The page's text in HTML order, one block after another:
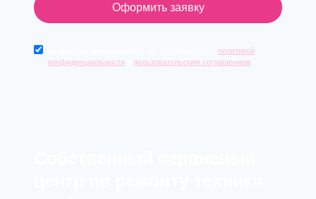
Оформить заявку
политикой
конфиденциальности
пользовательским соглашением